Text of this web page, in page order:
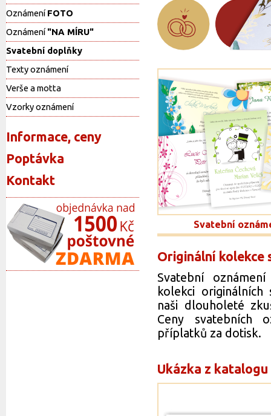
Oznámení FOTO
Oznámení "NA MÍRU"
Svatební doplňky
Texty oznámení
Verše a motta
Vzorky oznámení
Informace, ceny
Poptávka
Kontakt
Svatební
Originální kolekce
Svatební
kolekci
naši dlouholeté
Ceny svatebních
příplatků za dotisk.
Ukázka z katalogu